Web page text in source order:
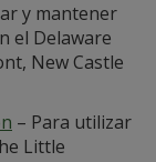
y mantener
el Delaware
New Castle
– Para utilizar
Little